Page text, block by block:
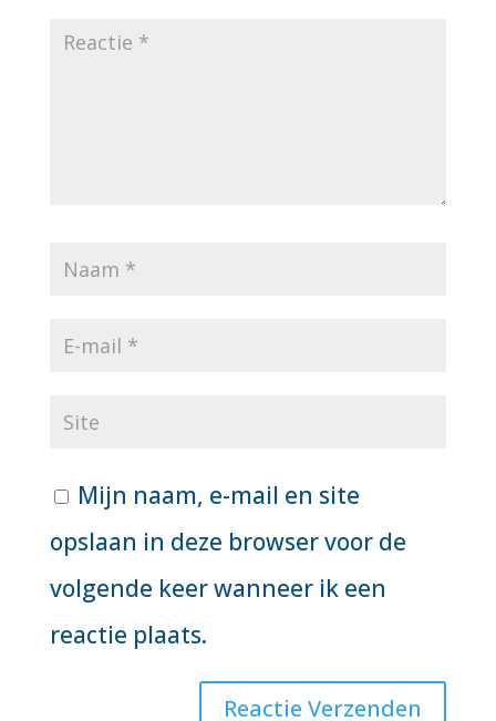
Mijn naam, e-mail en site
opslaan in deze browser voor de
volgende keer wanneer ik een
reactie plaats.